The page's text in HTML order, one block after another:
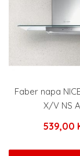
Faber napa
X/V NS
539,00